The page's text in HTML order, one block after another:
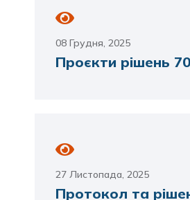
08 Грудня, 2025
Проєкти рішень
27 Листопада, 2025
Протокол та